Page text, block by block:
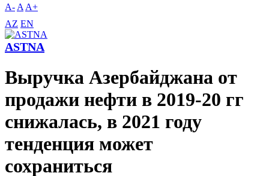
A- A A+
AZ EN
ASTNA
Выручка Азербайджана от
продажи нефти в 2019-20 гг
снижалась, в 2021 году
тенденция может
сохраниться